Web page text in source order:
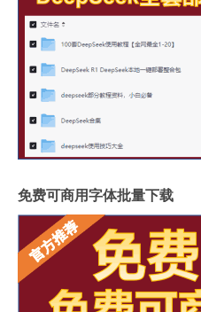
免费可商用字体批量下载